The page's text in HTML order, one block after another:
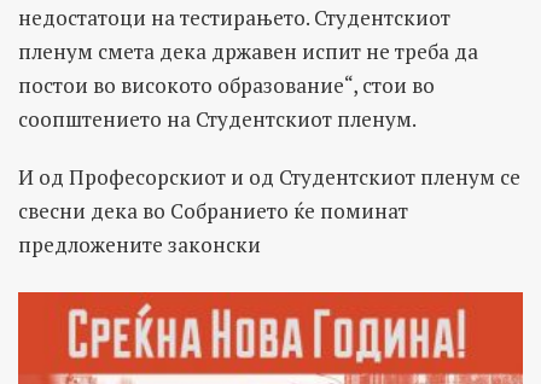
недостатоци на тестирањето. Студентскиот
пленум смета дека државен испит не треба да
постои во високото образование“, стои во
соопштението на Студентскиот пленум.
И од Професорскиот и од Студентскиот пленум се
свесни дека во Собранието ќе поминат
предложените законски